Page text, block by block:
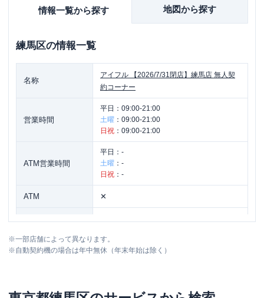
情報一覧から探す 地図から探す
練馬区の情報一覧
名称
アイフル
【2026/7/31閉店】練馬店 無人契
約コーナー
営業時間
平日： 09:00-21:00
土曜 ： 09:00-21:00
日祝 ： 09:00-21:00
ATM営業時間
平日： -
土曜 ： -
日祝 ： -
ATM ✕
住所 東京都練馬区練馬１－２－５ ３階
※一部店舗によって異なります。
※自動契約機の場合は年中無休（年末年始は除く）